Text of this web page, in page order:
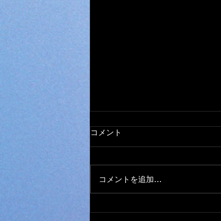
オールメーカー ミシン 取
で、購入されたミシンでもokで
す。 ダンボール、や、みかん箱
コメント
コメントを追加…